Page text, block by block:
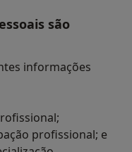
são
informações
profissional; e